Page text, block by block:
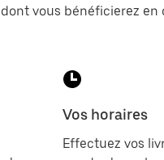
vous bénéficierez en
Vos horaires
Effectuez vos